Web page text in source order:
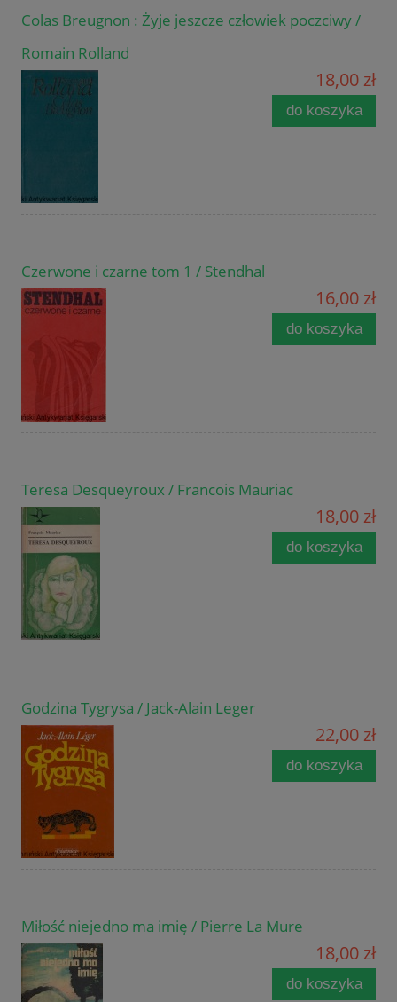
Colas Breugnon : Żyje jeszcze człowiek poczciwy /
Romain Rolland
18,00 zł
do koszyka
Czerwone i czarne tom 1 / Stendhal
16,00 zł
do koszyka
Teresa Desqueyroux / Francois Mauriac
18,00 zł
do koszyka
Godzina Tygrysa / Jack-Alain Leger
22,00 zł
do koszyka
Miłość niejedno ma imię / Pierre La Mure
18,00 zł
do koszyka